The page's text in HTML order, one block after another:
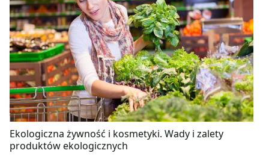
Ekologiczna żywność i kosmetyki. Wady i zalety
produktów ekologicznych